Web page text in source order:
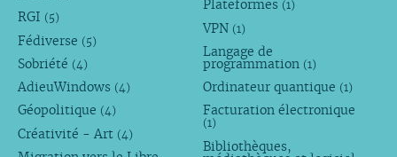
RGI (5)
Fédiverse (5)
Sobriété (4)
AdieuWindows (4)
Géopolitique (4)
Créativité - Art (4)
Plateformes (1)
VPN (1)
Langage de
programmation (1)
Ordinateur quantique (1)
Facturation électronique
(1)
Bibliothèques,